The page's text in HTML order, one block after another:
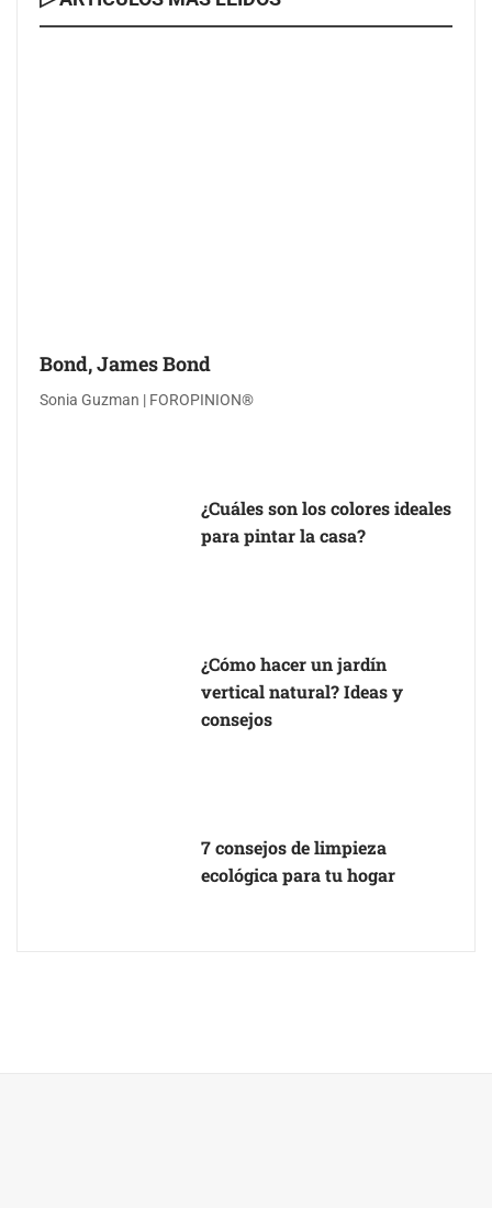
Bond, James Bond
Sonia Guzman | FOROPINION®
¿Cuáles son los colores ideales
para pintar la casa?
¿Cómo hacer un jardín
vertical natural? Ideas y
consejos
7 consejos de limpieza
ecológica para tu hogar